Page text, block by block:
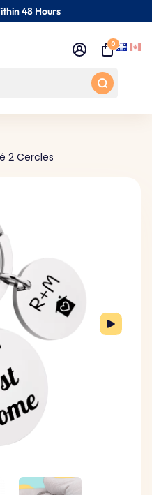
48 Hours
0
2 Cercles